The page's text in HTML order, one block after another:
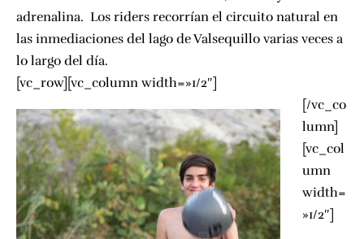
adrenalina. Los riders recorrían el circuito natural en
las inmediaciones del lago de Valsequillo varias veces a
lo largo del día.
[vc_row][vc_column width=»1/2″]
[/vc_co
lumn]
[vc_col
umn
width=
»1/2″]